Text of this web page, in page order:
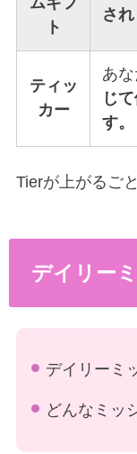
ト
され
ティッ
カー
あ
じ
す。
Tierが上がるご
デイリー
デイリーミ
どんなミッ